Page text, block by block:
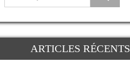
ARTICLES RÉCENTS